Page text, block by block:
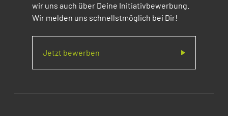
wir uns auch über Deine Initiativbewerbung.
Wir melden uns schnellstmöglich bei Dir!
Jetzt bewerben